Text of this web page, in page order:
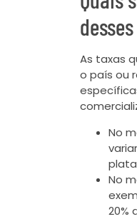
As taxas
o país ou
No
No
20%